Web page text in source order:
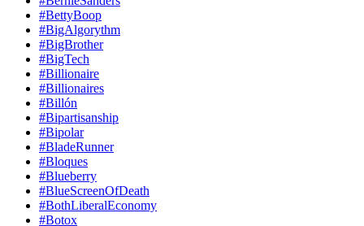
#BettyBoop
#BigAlgorythm
#BigBrother
#BigTech
#Billionaire
#Billionaires
#Billón
#Bipartisanship
#Bipolar
#BladeRunner
#Bloques
#Blueberry
#BlueScreenOfDeath
#BothLiberalEconomy
#Botox